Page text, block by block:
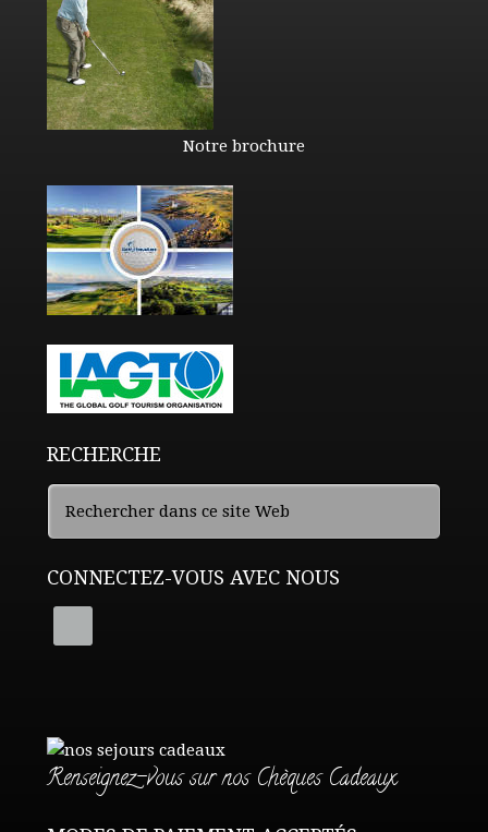
Notre brochure
RECHERCHE
CONNECTEZ-VOUS AVEC NOUS
Renseignez-vous sur nos Chèques Cadeaux